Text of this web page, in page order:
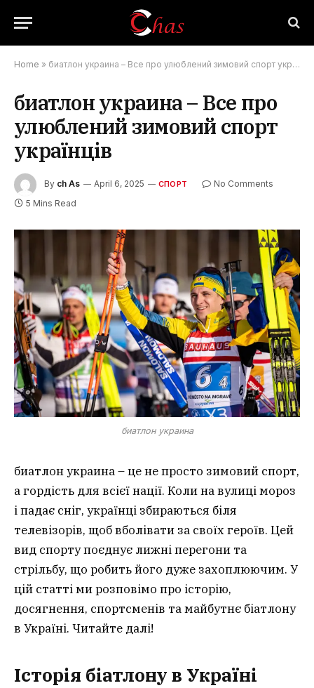
Home » биатлон украина – Все про улюблений зимовий спорт українців
биатлон украина – Все про
улюблений зимовий спорт
українців
By ch As April 6, 2025 СПОРТ
No Comments
5 Mins Read
биатлон украина
биатлон украина – це не просто зимовий спорт,
а гордість для всієї нації. Коли на вулиці мороз
і падає сніг, українці збираються біля
телевізорів, щоб вболівати за своїх героїв. Цей
вид спорту поєднує лижні перегони та
стрільбу, що робить його дуже захоплюючим. У
цій статті ми розповімо про історію,
досягнення, спортсменів та майбутнє біатлону
в Україні. Читайте далі!
Історія біатлону в Україні